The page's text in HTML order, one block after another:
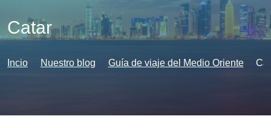
Catar
Incio Nuestro blog Guía de viaje del Medio Oriente